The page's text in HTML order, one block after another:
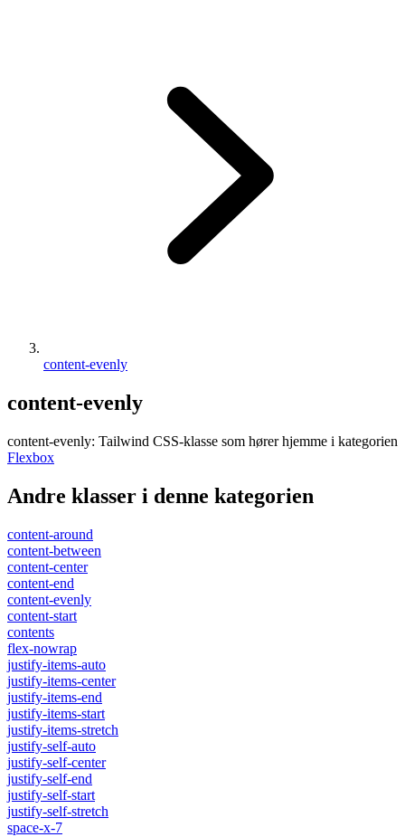
content-evenly
content-evenly
content-evenly: Tailwind CSS-klasse som hører hjemme i kategorien
Flexbox
Andre klasser i denne kategorien
content-around
content-between
content-center
content-end
content-evenly
content-start
contents
flex-nowrap
justify-items-auto
justify-items-center
justify-items-end
justify-items-start
justify-items-stretch
justify-self-auto
justify-self-center
justify-self-end
justify-self-start
justify-self-stretch
space-x-7